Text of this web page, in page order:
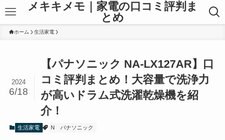
メキキメモ｜家電の口コミ評判ま
とめ
ホーム 生活家電
【パナソニック NA-LX127AR】口
コミ評判まとめ！大容量で洗浄力
が高いドラム式洗濯乾燥機を紹
介！
2024
6/18
生活家電 N パナソニック